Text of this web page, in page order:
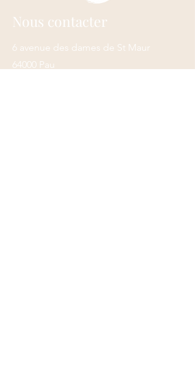
Nous contacter
6 avenue des dames de St Maur
64000 Pau